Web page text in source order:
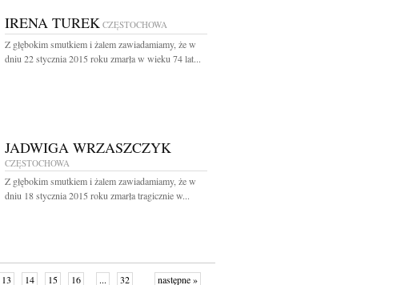
IRENA TUREK CZĘSTOCHOWA
Z głębokim smutkiem i żalem zawiadamiamy, że w
dniu 22 stycznia 2015 roku zmarła w wieku 74 lat...
JADWIGA WRZASZCZYK
CZĘSTOCHOWA
Z głębokim smutkiem i żalem zawiadamiamy, że w
dniu 18 stycznia 2015 roku zmarła tragicznie w...
13 14 15 16 ... 32 następne »